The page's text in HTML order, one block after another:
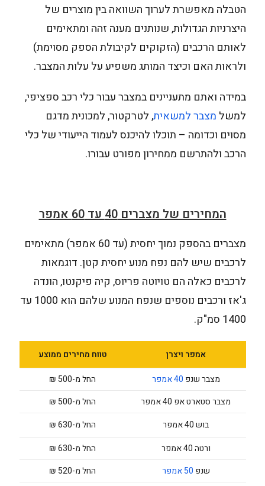
הטבלה מאפשרת לערוך השוואה בין מוצרים של
היצרניות הגדולות, שנותנים מענה זהה ומתאימים
לאותם הרכבים (הזקוקים לקיבולת הספק מסוימת)
ולראות האם וכיצד המותג משפיע על עלות המצבר.
במידה ואתם מתעניינים במצבר עבור כלי רכב ספציפי,
למשל מצבר למשאית, לטרקטור, למכונית מדגם
מסוים וכדומה – תוכלו להיכנס לעמוד הייעודי של כלי
הרכב ולהתרשם ממחירון מפורט עבורו.
המחירים של מצברים 40 עד 60 אמפר
מצברים בהספק נמוך יחסית (עד 60 אמפר) מתאימים
לרכבים שיש להם נפח מנוע יחסית קטן. דוגמאות
לרכבים כאלה הם טויוטה פריוס, קיה פיקנטו, הונדה
ג'אז ורכבים נוספים שנפח המנוע שלהם הוא 1000 עד
1400 סמ"ק.
אמפר ויצרן
טווח מחירים ממוצע
מצבר שנפ 40 אמפר
החל מ-500 ₪
מצבר סטארט אפ 40 אמפר
החל מ-500 ₪
בוש 40 אמפר
החל מ-630 ₪
ורטה 40 אמפר
החל מ-630 ₪
שנפ 50 אמפר
החל מ-520 ₪